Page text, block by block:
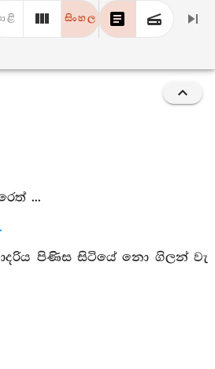
සිංහල
...
පිණිස සිටියේ නො ගිලන් වැ